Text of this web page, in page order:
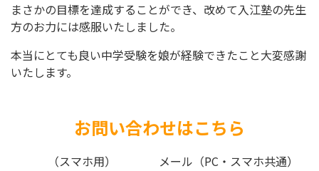
まさかの目標を達成することができ、改めて入江塾の先生
方のお力には感服いたしました。
本当にとても良い中学受験を娘が経験できたこと大変感謝
いたします。
お問い合わせはこちら
（スマホ用） メール（PC・スマホ共通）